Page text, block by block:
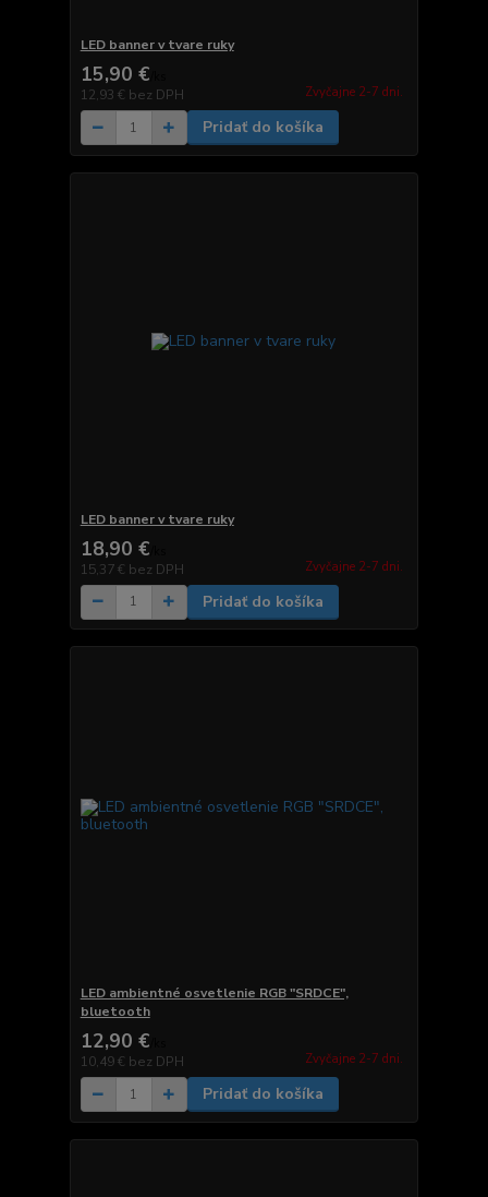
LED banner v tvare ruky
15,90 €
12,93 € bez DPH Zvyčajne 2-7 dni.
Pridať do košíka
LED banner v tvare ruky
18,90 €
15,37 € bez DPH Zvyčajne 2-7 dni.
Pridať do košíka
LED ambientné osvetlenie RGB "SRDCE",
bluetooth
12,90 €
10,49 € bez DPH Zvyčajne 2-7 dni.
Pridať do košíka